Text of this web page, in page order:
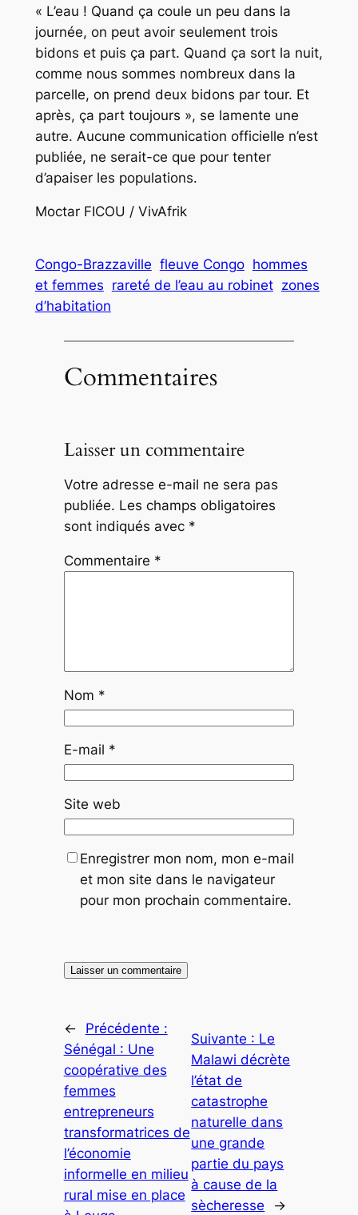
« L’eau ! Quand ça coule un peu dans la
journée, on peut avoir seulement trois
bidons et puis ça part. Quand ça sort la nuit,
comme nous sommes nombreux dans la
parcelle, on prend deux bidons par tour. Et
après, ça part toujours », se lamente une
autre. Aucune communication officielle n’est
publiée, ne serait-ce que pour tenter
d’apaiser les populations.
Moctar FICOU / VivAfrik
Congo-Brazzaville fleuve Congo hommes
et femmes rareté de l’eau au robinet zones
d’habitation
Commentaires
Laisser un commentaire
Votre adresse e-mail ne sera pas
publiée. Les champs obligatoires
sont indiqués avec *
Commentaire *
Nom *
E-mail *
Site web
Enregistrer mon nom, mon e-mail
et mon site dans le navigateur
pour mon prochain commentaire.
←
Précédente :
Sénégal : Une
coopérative des
femmes
entrepreneurs
transformatrices de
l’économie
informelle en milieu
rural mise en place
Suivante : Le
Malawi décrète
l’état de
catastrophe
naturelle dans
une grande
partie du pays
à cause de la
sècheresse
→